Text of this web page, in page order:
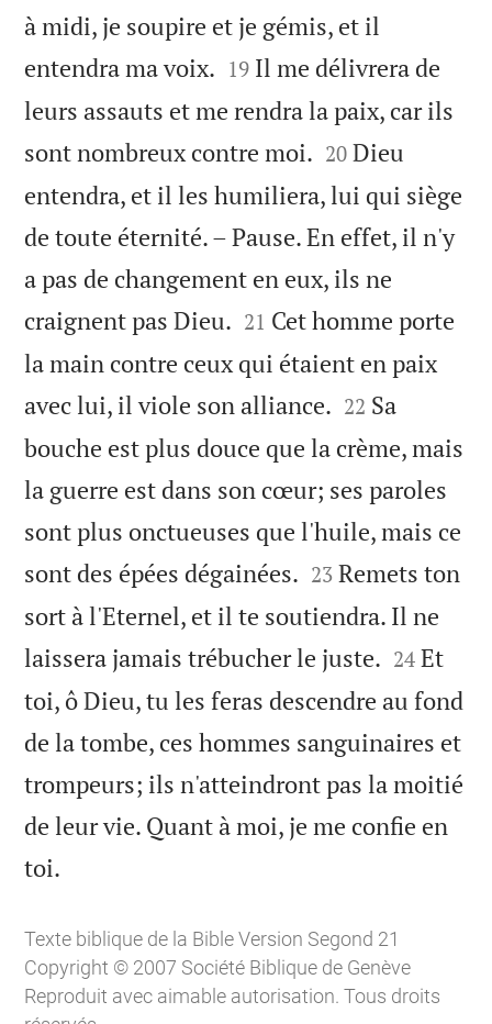
à midi, je soupire et je gémis, et il
entendra ma voix. 

19 Il me délivrera de
leurs assauts et me rendra la paix, car ils
sont nombreux contre moi. 

20 Dieu
entendra, et il les humiliera, lui qui siège
de toute éternité. – Pause. En effet, il n'y
a pas de changement en eux, ils ne
craignent pas Dieu. 

21 Cet homme porte
la main contre ceux qui étaient en paix
avec lui, il viole son alliance. 

22 Sa
bouche est plus douce que la crème, mais
la guerre est dans son cœur; ses paroles
sont plus onctueuses que l'huile, mais ce
sont des épées dégainées. 

23 Remets ton
sort à l'Eternel, et il te soutiendra. Il ne
laissera jamais trébucher le juste. 

24 Et
toi, ô Dieu, tu les feras descendre au fond
de la tombe, ces hommes sanguinaires et
trompeurs; ils n'atteindront pas la moitié
de leur vie. Quant à moi, je me confie en
toi.
Texte biblique de la Bible Version Segond 21
Copyright © 2007 Société Biblique de Genève
Reproduit avec aimable autorisation. Tous droits